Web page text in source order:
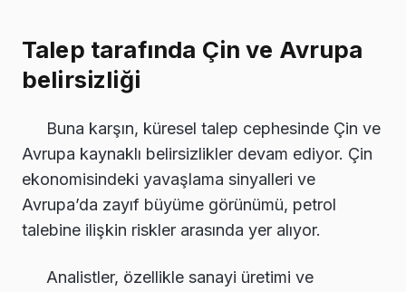
Talep tarafında Çin ve Avrupa
belirsizliği
Buna karşın, küresel talep cephesinde Çin ve
Avrupa kaynaklı belirsizlikler devam ediyor. Çin
ekonomisindeki yavaşlama sinyalleri ve
Avrupa’da zayıf büyüme görünümü, petrol
talebine ilişkin riskler arasında yer alıyor.
Analistler, özellikle sanayi üretimi ve